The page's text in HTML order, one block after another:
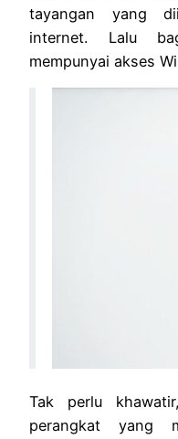
tayangan yang
internet. Lalu
mempunyai akses
Tak perlu
perangkat yang